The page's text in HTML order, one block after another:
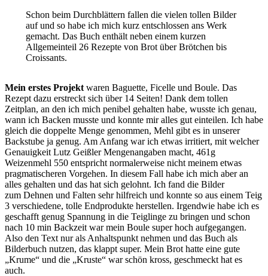
Schon beim Durchblättern fallen die vielen tollen Bilder
auf und so habe ich mich kurz entschlossen ans Werk
gemacht. Das Buch enthält neben einem kurzen
Allgemeinteil 26 Rezepte von Brot über Brötchen bis
Croissants.
Mein erstes Projekt waren Baguette, Ficelle und Boule. Das
Rezept dazu erstreckt sich über 14 Seiten! Dank dem tollen
Zeitplan, an den ich mich penibel gehalten habe, wusste ich genau,
wann ich Backen musste und konnte mir alles gut einteilen. Ich habe
gleich die doppelte Menge genommen, Mehl gibt es in unserer
Backstube ja genug. Am Anfang war ich etwas irritiert, mit welcher
Genauigkeit Lutz Geißler Mengenangaben macht, 461g
Weizenmehl 550 entspricht normalerweise nicht meinem etwas
pragmatischeren Vorgehen. In diesem Fall habe ich mich aber an
alles gehalten und das hat sich gelohnt. Ich fand die Bilder
zum Dehnen und Falten sehr hilfreich und konnte so aus einem Teig
3 verschiedene, tolle Endprodukte herstellen. Irgendwie habe ich es
geschafft genug Spannung in die Teiglinge zu bringen und schon
nach 10 min Backzeit war mein Boule super hoch aufgegangen.
Also den Text nur als Anhaltspunkt nehmen und das Buch als
Bilderbuch nutzen, das klappt super. Mein Brot hatte eine gute
„Krume“ und die „Kruste“ war schön kross, geschmeckt hat es
auch.